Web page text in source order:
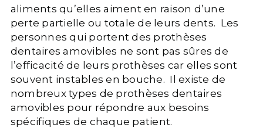
aliments qu’elles aiment en raison d’une
perte partielle ou totale de leurs dents. Les
personnes qui portent des prothèses
dentaires amovibles ne sont pas sûres de
l’efficacité de leurs prothèses car elles sont
souvent instables en bouche. Il existe de
nombreux types de prothèses dentaires
amovibles pour répondre aux besoins
spécifiques de chaque patient.